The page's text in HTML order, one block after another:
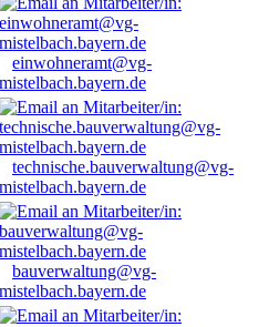
einwohneramt@vg-
mistelbach.bayern.de
technische.bauverwaltung@vg-
mistelbach.bayern.de
bauverwaltung@vg-
mistelbach.bayern.de